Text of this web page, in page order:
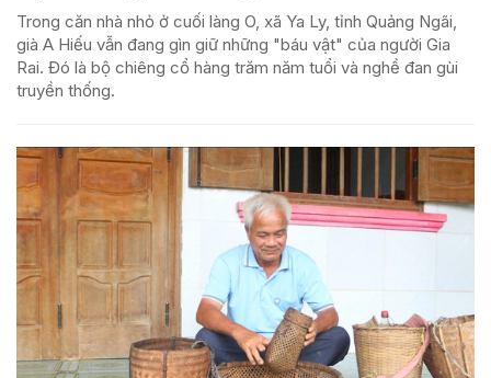
Trong căn nhà nhỏ ở cuối làng O, xã Ya Ly, tỉnh Quảng Ngãi,
già A Hiếu vẫn đang gìn giữ những "báu vật" của người Gia
Rai. Đó là bộ chiêng cổ hàng trăm năm tuổi và nghề đan gùi
truyền thống.